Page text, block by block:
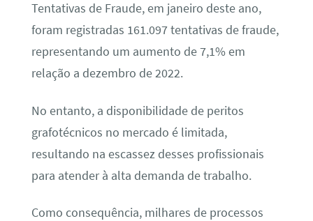
Tentativas de Fraude, em janeiro deste ano,
foram registradas 161.097 tentativas de fraude,
representando um aumento de 7,1% em
relação a dezembro de 2022.
No entanto, a disponibilidade de peritos
grafotécnicos no mercado é limitada,
resultando na escassez desses profissionais
para atender à alta demanda de trabalho.
Como consequência, milhares de processos